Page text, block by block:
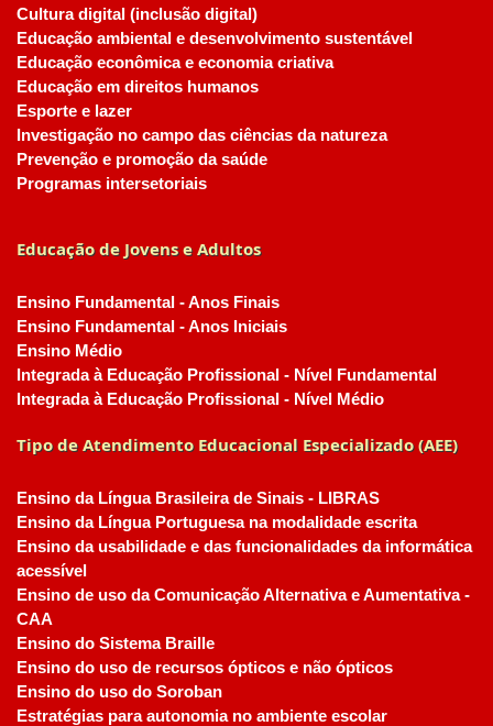
Cultura digital (inclusão digital)
Educação ambiental e desenvolvimento sustentável
Educação econômica e economia criativa
Educação em direitos humanos
Esporte e lazer
Investigação no campo das ciências da natureza
Prevenção e promoção da saúde
Programas intersetoriais
Educação de Jovens e Adultos
Ensino Fundamental - Anos Finais
Ensino Fundamental - Anos Iniciais
Ensino Médio
Integrada à Educação Profissional - Nível Fundamental
Integrada à Educação Profissional - Nível Médio
Tipo de Atendimento Educacional Especializado (AEE)
Ensino da Língua Brasileira de Sinais - LIBRAS
Ensino da Língua Portuguesa na modalidade escrita
Ensino da usabilidade e das funcionalidades da informática
acessível
Ensino de uso da Comunicação Alternativa e Aumentativa -
CAA
Ensino do Sistema Braille
Ensino do uso de recursos ópticos e não ópticos
Ensino do uso do Soroban
Estratégias para autonomia no ambiente escolar